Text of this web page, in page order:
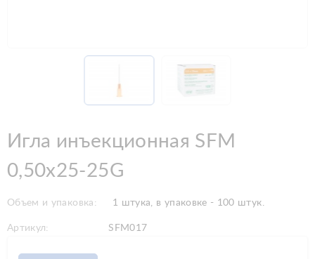
Игла инъекционная SFM
0,50x25-25G
Объем и упаковка: 1 штука, в упаковке - 100 штук.
Артикул: SFM017